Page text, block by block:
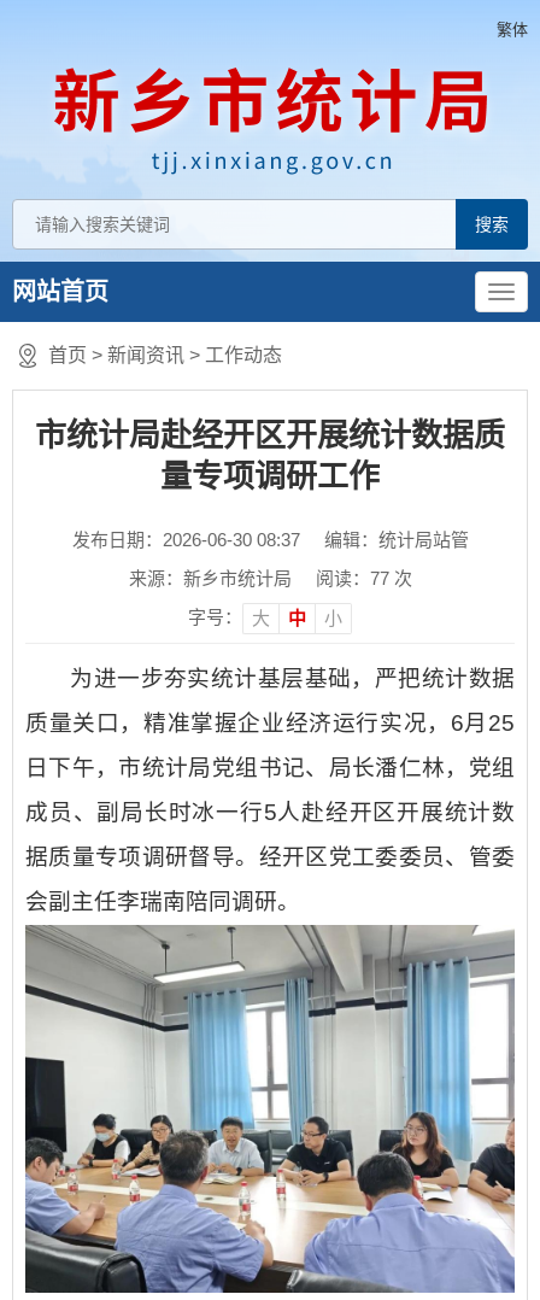
繁体
网站首页
首页 > 新闻资讯 > 工作动态
市统计局赴经开区开展统计数据质
量专项调研工作
发布日期：2026-06-30 08:37
编辑：统计局站管
来源：新乡市统计局
阅读： 77次
字号：
大 中 小
为进一步夯实统计基层基础，严把统计数据
质量关口，精准掌握企业经济运行实况，6月25
日下午，市统计局党组书记、局长潘仁林，党组
成员、副局长时冰一行5人赴经开区开展统计数
据质量专项调研督导。经开区党工委委员、管委
会副主任李瑞南陪同调研。